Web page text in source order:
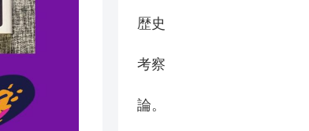
歴史
考察
論。